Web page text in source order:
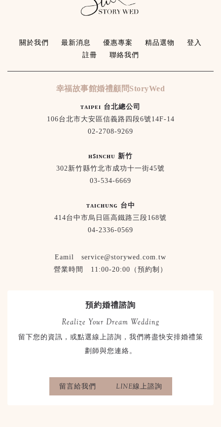
關於我們 最新消息 優惠專案 精品選物
登入
註冊
聯絡我們
幸福故事館婚禮顧問StoryWed
ᴛᴀɪᴘᴇɪ 台北總公司
106台北市大安區信義路四段6號14F-14
02-2708-9269
ʜꜱɪɴᴄʜᴜ 新竹
302新竹縣竹北市成功十一街45號
03-534-6669
ᴛᴀɪᴄʜᴜɴɢ 台中
414台中市烏日區高鐵路三段168號
04-2336-0569
Eamil service@storywed.com.tw
營業時間 11:00-20:00（預約制）
預約婚禮諮詢
Realize Your Dream Wedding
留下您的資訊，或點選線上諮詢，我們將盡快安排婚禮策
劃師與您連絡。
留言給我們 LINE線上諮詢